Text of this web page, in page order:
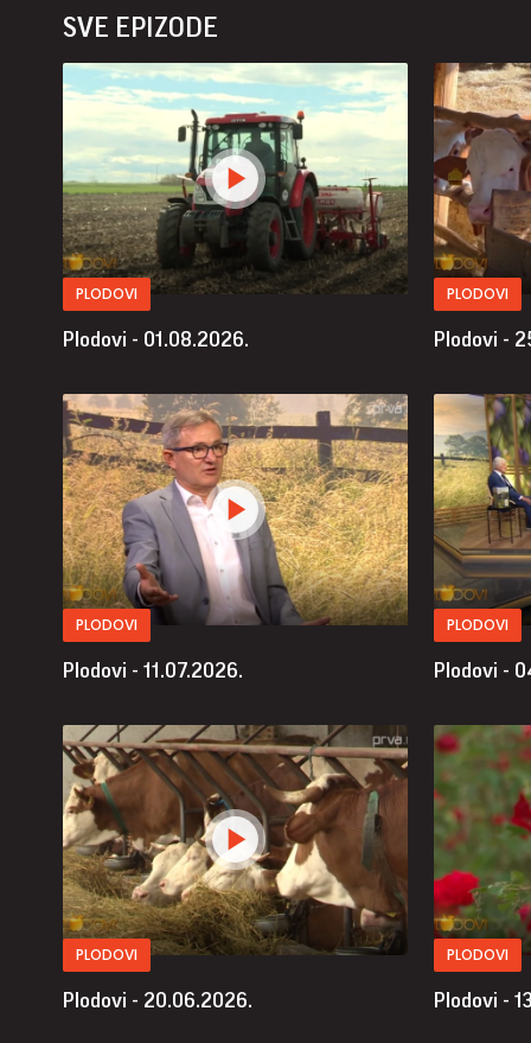
SVE EPIZODE
PLODOVI
Plodovi - 01.08.2026.
PLODOVI
Plodovi -
PLODOVI
Plodovi - 11.07.2026.
PLODOVI
Plodovi -
PLODOVI
Plodovi - 20.06.2026.
PLODOVI
Plodovi -